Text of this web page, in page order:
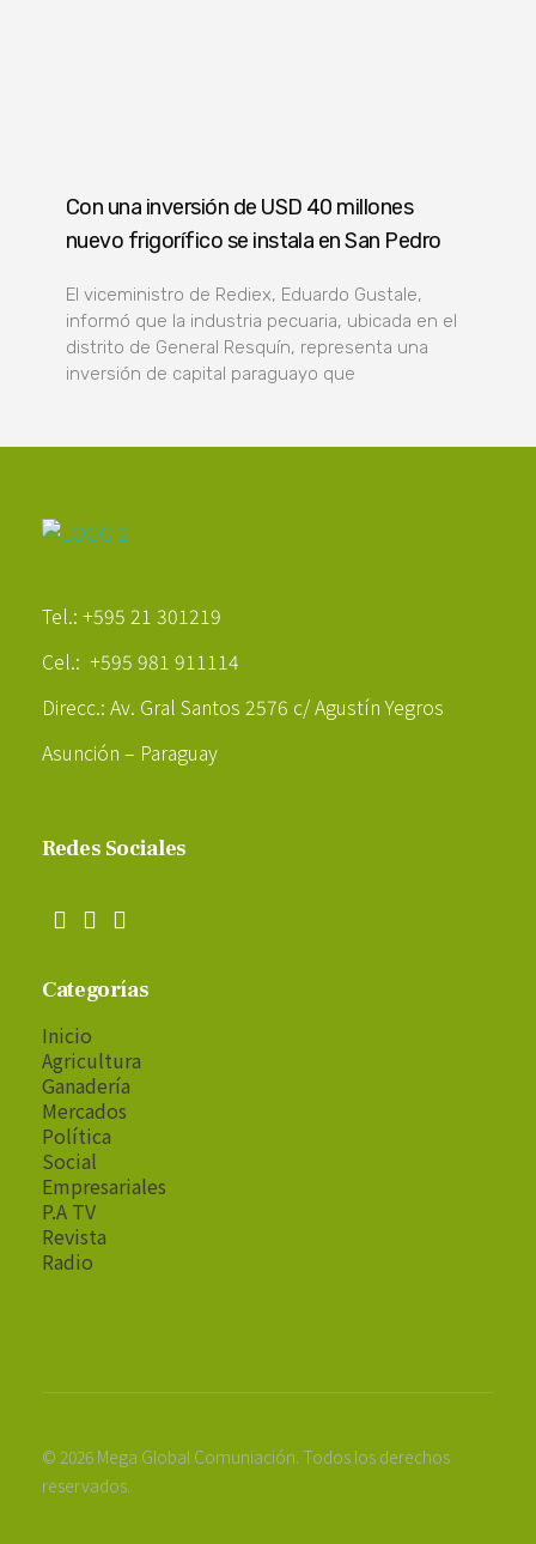
Con una inversión de USD 40 millones
nuevo frigorífico se instala en San Pedro
El viceministro de Rediex, Eduardo Gustale,
informó que la industria pecuaria, ubicada en el
distrito de General Resquín, representa una
inversión de capital paraguayo que
Tel.: +595 21 301219
Cel.: +595 981 911114
Direcc.: Av. Gral Santos 2576 c/ Agustín Yegros
Asunción – Paraguay
Redes Sociales
Categorías
Inicio
Agricultura
Ganadería
Mercados
Política
Social
Empresariales
P.A TV
Revista
Radio
© 2026 Mega Global Comuniación. Todos los derechos
reservados.